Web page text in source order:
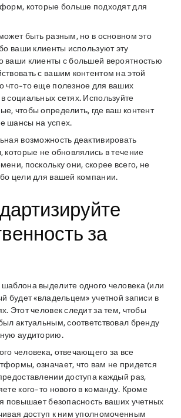
которые больше подходят для
быть разным, но в основном это
ваши клиенты используют эту
ваши клиенты с большей вероятностью
с вашим контентом на этой
что-то еще полезное для ваших
социальных сетях. Используйте
чтобы определить, где ваш контент
шансы на успех.
возможность деактивировать
которые не обновлялись в течение
поскольку они, скорее всего, не
цели для вашей компании.
за
выделите одного человека (или
будет «владельцем» учетной записи в
Этот человек следит за тем, чтобы
актуальным, соответствовал бренду
аудиторию.
человека, отвечающего за все
означает, что вам не придется
доступа каждый раз,
кого-то нового в команду. Кроме
повышает безопасность ваших учетных
доступ к ним уполномоченным